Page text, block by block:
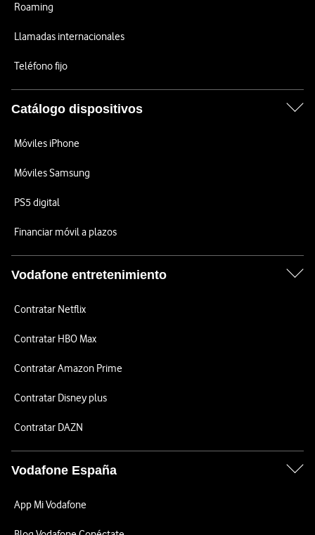
Roaming
Llamadas internacionales
Teléfono fijo
Catálogo dispositivos
Móviles iPhone
Móviles Samsung
PS5 digital
Financiar móvil a plazos
Vodafone entretenimiento
Contratar Netflix
Contratar HBO Max
Contratar Amazon Prime
Contratar Disney plus
Contratar DAZN
Vodafone España
App Mi Vodafone